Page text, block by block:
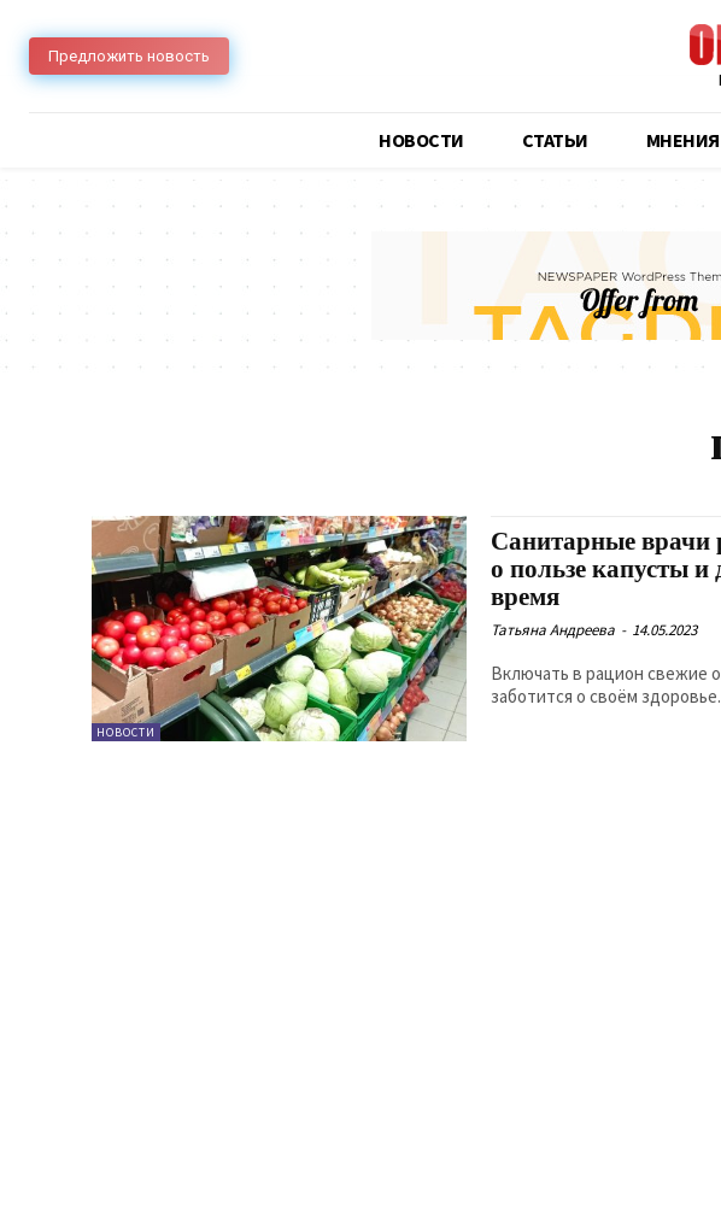
Предложить новость
НОВОСТИ CТАТЬИ МНЕНИЯ
НОВОСТИ
Санитарные врачи
о пользе капусты и
время
Татьяна Андреева - 14.05.2023
Включать в рацион свежие
заботится о своём здоровье.